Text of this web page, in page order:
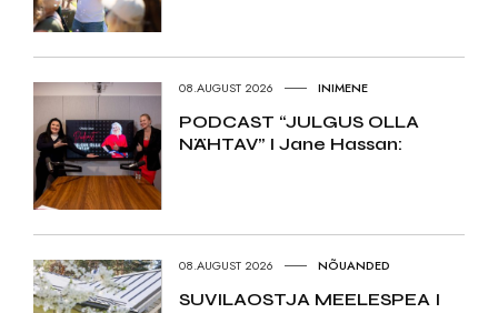
08.AUGUST 2026 INIMENE
PODCAST “JULGUS OLLA
NÄHTAV” I Jane Hassan:
08.AUGUST 2026 NÕUANDED
SUVILAOSTJA MEELESPEA I